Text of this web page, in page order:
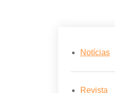
Notícias
Revista